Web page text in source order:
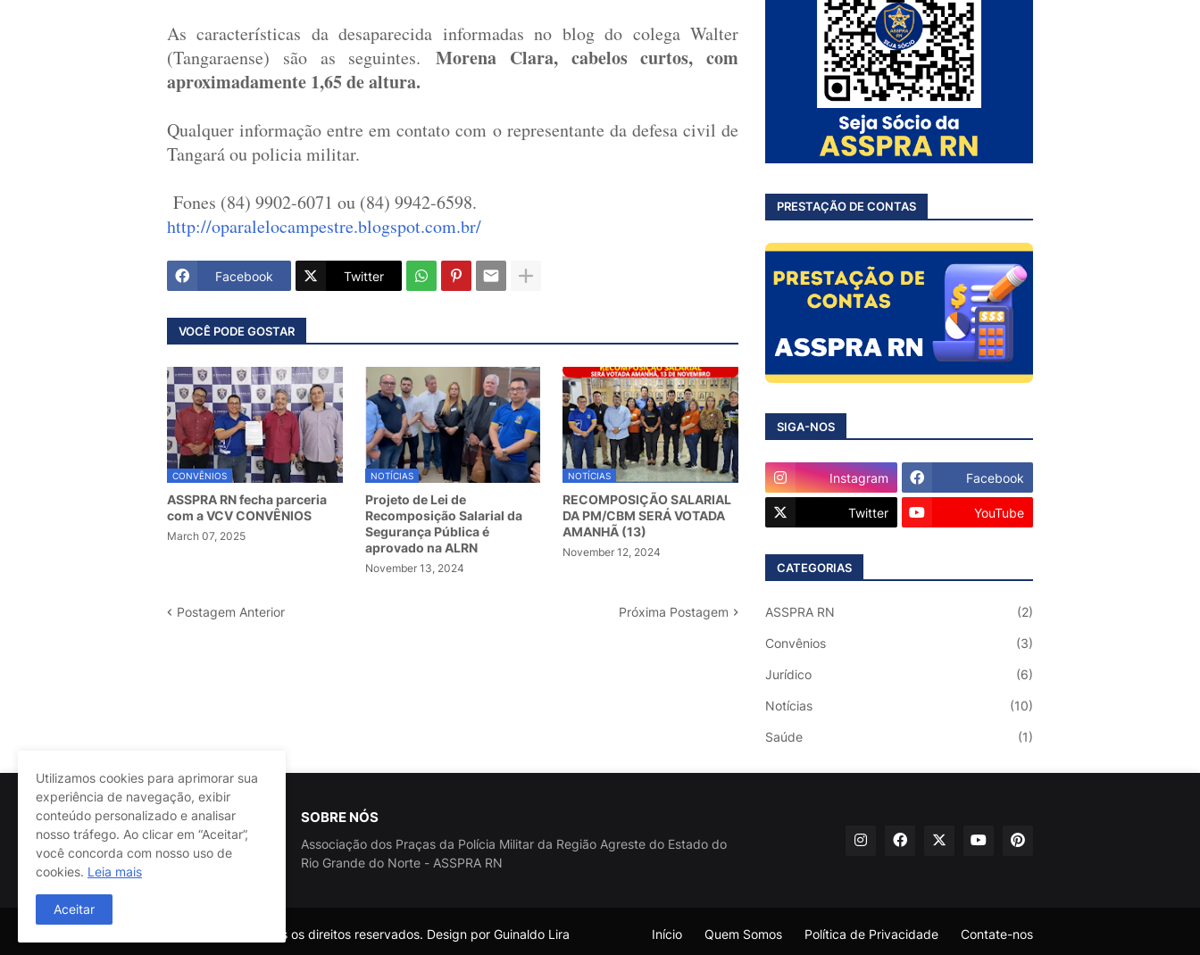
As características da desaparecida informadas no blog do colega Walter
(Tangaraense) são as seguintes. Morena Clara, cabelos curtos, com
aproximadamente 1,65 de altura.
Qualquer informação entre em contato com o representante da defesa civil de
Tangará ou policia militar.
Fones (84) 9902-6071 ou (84) 9942-6598.
http://oparalelocampestre.blogspot.com.br/
Facebook Twitter
VOCÊ PODE GOSTAR
CONVÊNIOS
ASSPRA RN fecha parceria
com a VCV CONVÊNIOS
March 07, 2025
NOTÍCIAS
Projeto de Lei de
Recomposição Salarial da
Segurança Pública é
aprovado na ALRN
November 13, 2024
NOTÍCIAS
RECOMPOSIÇÃO SALARIAL
DA PM/CBM SERÁ VOTADA
AMANHÃ (13)
November 12, 2024
Postagem Anterior Próxima Postagem
PRESTAÇÃO DE CONTAS
SIGA-NOS
Instagram Facebook
Twitter YouTube
CATEGORIAS
ASSPRA RN (2)
Convênios (3)
Jurídico (6)
Notícias (10)
Saúde (1)
SOBRE NÓS
Associação dos Praças da Polícia Militar da Região Agreste do Estado do
Rio Grande do Norte - ASSPRA RN
@ASSPRA RN Todos os direitos reservados. Design por Guinaldo Lira Início Quem Somos Política de Privacidade Contate-nos
Utilizamos cookies para aprimorar sua
experiência de navegação, exibir
conteúdo personalizado e analisar
nosso tráfego. Ao clicar em “Aceitar”,
você concorda com nosso uso de
cookies. Leia mais
Aceitar